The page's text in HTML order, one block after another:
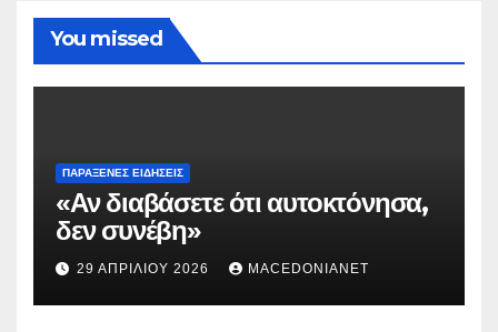
You missed
ΠΑΡΆΞΕΝΕΣ ΕΙΔΉΣΕΙΣ
«Αν διαβάσετε ότι αυτοκτόνησα,
δεν συνέβη»
29 ΑΠΡΙΛΊΟΥ 2026 MACEDONIANET